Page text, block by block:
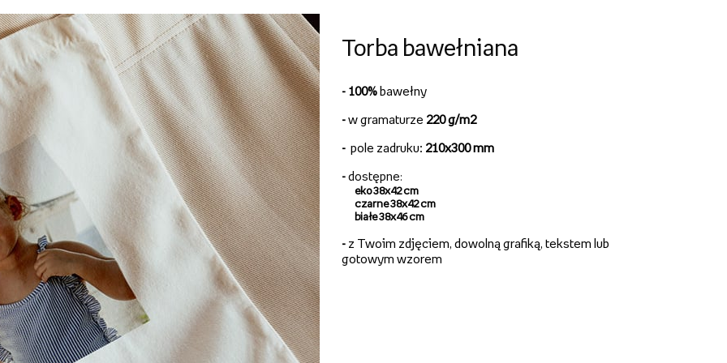
Torba bawełniana
- 100% bawełny
-w gramaturze 220 g/m2
- pole zadruku: 210x300 mm
-dostępne:
eko 38x42 cm
czarne 38x42 cm
białe 38x46 cm
-z Twoim zdjęciem, dowolną grafiką, tekstem lub
gotowym wzorem